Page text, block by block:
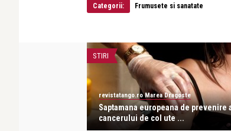
Categorii: Frumusete si sanatate
STIRI
revistatango.ro Marea Dragoste
Saptamana europeana de prevenire
cancerului de col ute ...